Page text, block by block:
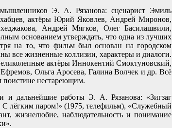
Э. А. Рязанова: сценарист Эмиль
актёры Юрий Яковлев, Андрей Миронов,
Андрей Мягков, Олег Басилашвили,
основанием утверждать, что одна из лучших
на то, что фильм был основан на городском
все жизненные коллизии, характеры и диалоги.
актёры Иннокентий Смоктуновский,
Ольга Аросева, Галина Волчек и др. Всё
поистине нестареющим.
и дальнейшие работы Э. А. Рязанова: «Зигзаг
лёгким паром!» (1975, телефильм), «Служебный
жизнелюбие, наблюдательность и понимание